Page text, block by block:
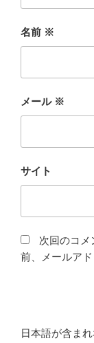
名前 ※
メール ※
サイト
次回のコメ
前、メールアド
日本語が含ま